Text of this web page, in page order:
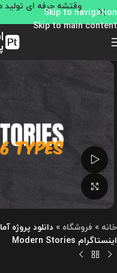
Skip to navigation
Skip to main content
وقتشه حرفه ای
تماشای ویدئو
بزرگنمایی تصویر
خانه » فروشگاه » دانلود پروژه
اینستاگرام Modern Stories